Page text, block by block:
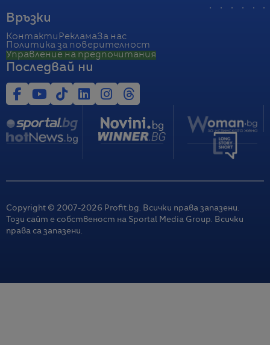
Връзки
Контакти РекламаЗа нас
Политика за поверителност
Управление на предпочитания
Последвай ни
Copyright © 2007-2026 Profit.bg. Всички права запазени.
Този сайт е собственост на Sportal Media Group. Всички
права са запазени.